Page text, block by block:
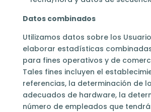
Datos combinados
Utilizamos datos sobre los
elaborar estadísticas
para fines operativos y de
Tales fines incluyen el
referencias, la determinación de
adecuados de hardware, la
número de empleados que